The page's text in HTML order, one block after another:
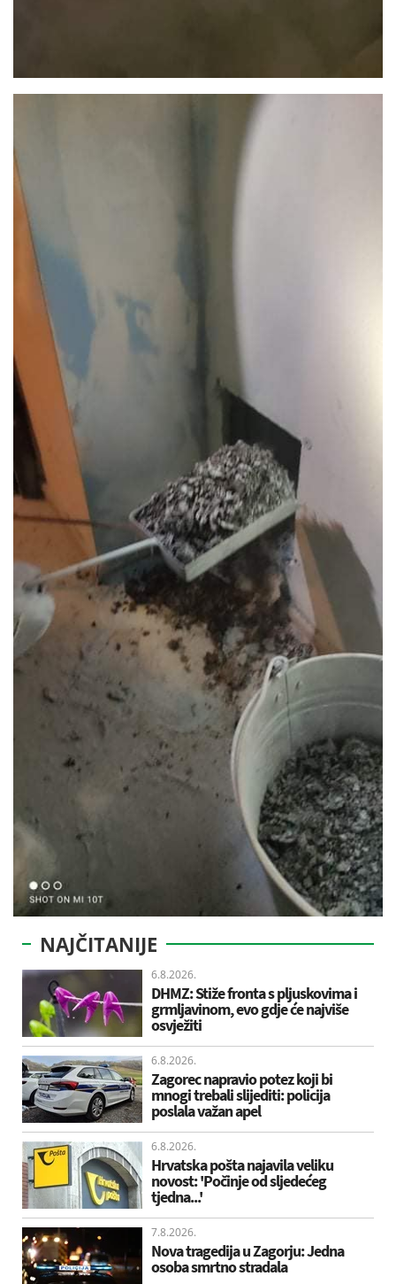
NAJČITANIJE
6.8.2026.
DHMZ: Stiže fronta s pljuskovima i
grmljavinom, evo gdje će najviše
osvježiti
6.8.2026.
Zagorec napravio potez koji bi
mnogi trebali slijediti: policija
poslala važan apel
6.8.2026.
Hrvatska pošta najavila veliku
novost: 'Počinje od sljedećeg
tjedna...'
7.8.2026.
Nova tragedija u Zagorju: Jedna
osoba smrtno stradala